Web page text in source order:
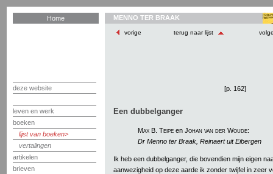
Home
deze website
leven en werk
boeken
lijst van boeken
vertalingen
artikelen
brieven
MENNO TER BRAAK
vorige terug naar lijst
[p. 162]
Een dubbelganger
Max B. Teipe en Johan van der Woude:
Dr Menno ter Braak, Reinaert uit Eibergen
Ik heb een dubbelganger, die bovendien mijn eigen
aanwezigheid op deze aarde ik zonder twijfel in zeer